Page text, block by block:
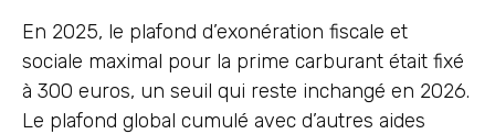
En 2025, le plafond d’exonération fiscale et
sociale maximal pour la prime carburant était fixé
à 300 euros, un seuil qui reste inchangé en 2026.
Le plafond global cumulé avec d’autres aides